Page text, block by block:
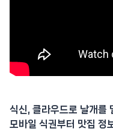
식신, 클라우드로 날개를
모바일 식권부터 맛집 정